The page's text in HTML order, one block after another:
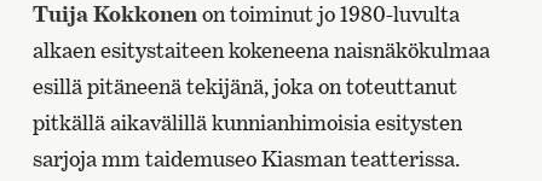
Tuija Kokkonen on toiminut jo 1980-luvulta
alkaen esitystaiteen kokeneena naisnäkökulmaa
esillä pitäneenä tekijänä, joka on toteuttanut
pitkällä aikavälillä kunnianhimoisia esitysten
sarjoja mm taidemuseo Kiasman teatterissa.